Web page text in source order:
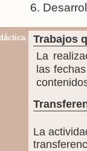
:
Trabajos
La
las
La